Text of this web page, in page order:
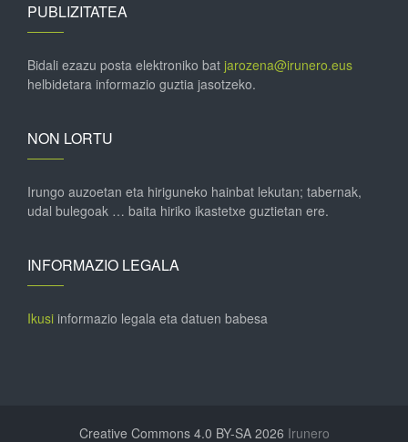
PUBLIZITATEA
Bidali ezazu posta elektroniko bat jarozena@irunero.eus
helbidetara informazio guztia jasotzeko.
NON LORTU
Irungo auzoetan eta hiriguneko hainbat lekutan; tabernak,
udal bulegoak … baita hiriko ikastetxe guztietan ere.
INFORMAZIO LEGALA
Ikusi informazio legala eta datuen babesa
Creative Commons 4.0 BY-SA 2026 Irunero